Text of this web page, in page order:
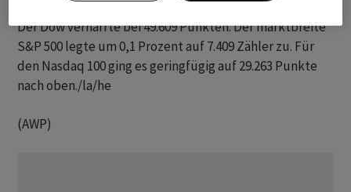
Der Dow verharrte bei 49.609 Punkten. Der marktbreite
S&P 500 legte um 0,1 Prozent auf 7.409 Zähler zu. Für
den Nasdaq 100 ging es geringfügig auf 29.263 Punkte
nach oben./la/he
(AWP)